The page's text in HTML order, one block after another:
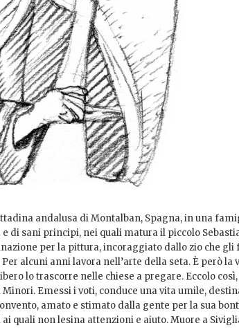
andalusa di Montalban, Spagna, in una
di sani principi, nei quali matura il piccolo
per la pittura, incoraggiato dallo zio che gli
alcuni anni lavora nell’arte della seta. È però la
lo trascorre nelle chiese a pregare. Eccolo così,
Emessi i voti, conduce una vita umile,
amato e stimato dalla gente per la sua
quali non lesina attenzioni e aiuto. Muore a